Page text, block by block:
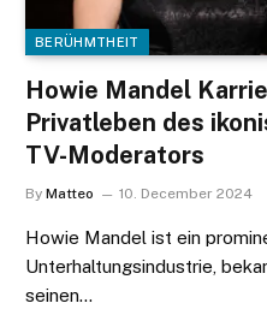
BERÜHMTHEIT
Howie Mandel
Privatleben des
TV-Moderators
By Matteo 10. December 2024
Howie Mandel ist ein
Unterhaltungsindustrie,
seinen…